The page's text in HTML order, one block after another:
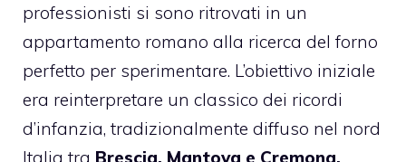
professionisti si sono ritrovati in un
appartamento romano alla ricerca del forno
perfetto per sperimentare. L’obiettivo iniziale
era reinterpretare un classico dei ricordi
d’infanzia, tradizionalmente diffuso nel nord
Italia tra Brescia, Mantova e Cremona.